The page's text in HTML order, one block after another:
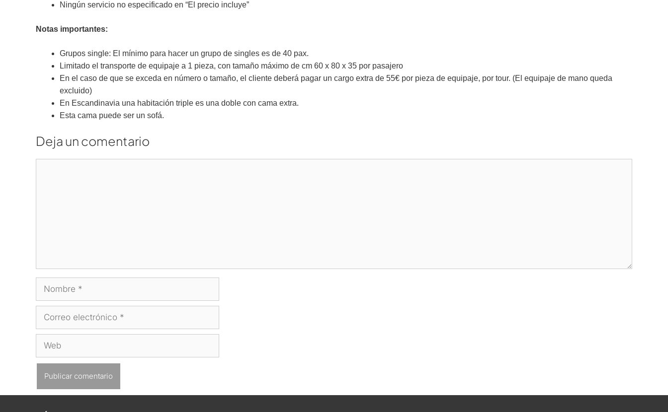
Ningún servicio no especificado en “El precio incluye”
Notas importantes:
Grupos single: El mínimo para hacer un grupo de singles es de 40 pax.
Limitado el transporte de equipaje a 1 pieza, con tamaño máximo de cm 60 x 80 x 35 por pasajero
En el caso de que se exceda en número o tamaño, el cliente deberá pagar un cargo extra de 55€ por pieza de equipaje, por tour. (El equipaje de mano queda
excluido)
En Escandinavia una habitación triple es una doble con cama extra.
Esta cama puede ser un sofá.
Deja un comentario